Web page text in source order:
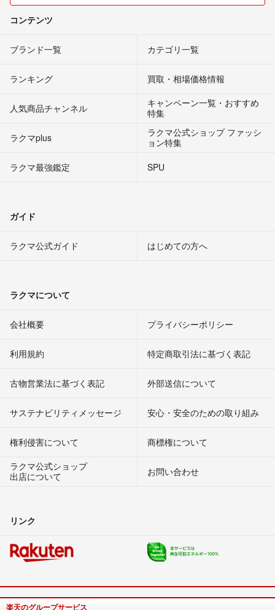
コンテンツ
ブランド一覧 カテゴリ一覧
ランキング 買取・相場価格情報
人気商品チャンネル
キャンペーン一覧・おすすめ
特集
ラクマplus
ラクマ公式ショップ ファッシ
ョン特集
ラクマ最強鑑定
SPU
ガイド
ラクマ公式ガイド はじめての方へ
ラクマについて
会社概要 プライバシーポリシー
利用規約 特定商取引法に基づく表記
古物営業法に基づく表記 外部送信について
サステナビリティメッセージ 安心・安全のための取り組み
権利侵害について
商標権について
ラクマ公式ショップ
出店について
お問い合わせ
リンク
楽天のグループサービス